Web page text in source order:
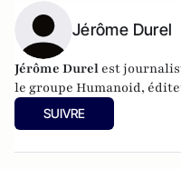
Jérôme Durel
Jérôme Durel est
le groupe Humanoid,
SUIVRE